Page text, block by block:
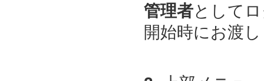
管理者として
開始時にお渡